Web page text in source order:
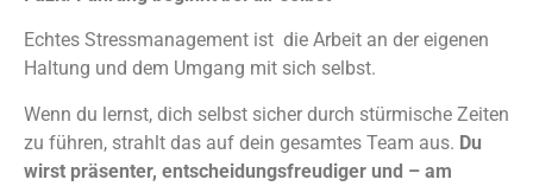
Echtes Stressmanagement ist die Arbeit an der eigenen
Haltung und dem Umgang mit sich selbst.
Wenn du lernst, dich selbst sicher durch stürmische Zeiten
zu führen, strahlt das auf dein gesamtes Team aus. Du
wirst präsenter, entscheidungsfreudiger und – am